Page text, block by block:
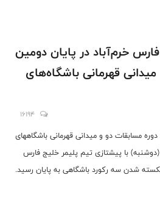
خرم‌آباد در پایان دومین
قهرمانی باشگاه‌های
16194
مسابقات دو و میدانی قهرمانی باشگاههای
با پیشتازی تیم پلیمر خلیج فارس
شدن سه رکورد باشگاهی به پایان رسید.